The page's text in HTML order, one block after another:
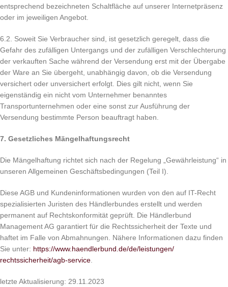
entsprechend bezeichneten Schaltfläche auf unserer Internetpräsenz
oder im jeweiligen Angebot.
6.2. Soweit Sie Verbraucher sind, ist gesetzlich geregelt, dass die
Gefahr des zufälligen Untergangs und der zufälligen Verschlechterung
der verkauften Sache während der Versendung erst mit der Übergabe
der Ware an Sie übergeht, unabhängig davon, ob die Versendung
versichert oder unversichert erfolgt. Dies gilt nicht, wenn Sie
eigenständig ein nicht vom Unternehmer benanntes
Transportunternehmen oder eine sonst zur Ausführung der
Versendung bestimmte Person beauftragt haben.
7. Gesetzliches Mängelhaftungsrecht
Die Mängelhaftung richtet sich nach der Regelung „Gewährleistung“ in
unseren Allgemeinen Geschäftsbedingungen (Teil I).
Diese AGB und Kundeninformationen wurden von den auf IT-Recht
spezialisierten Juristen des Händlerbundes erstellt und werden
permanent auf Rechtskonformität geprüft. Die Händlerbund
Management AG garantiert für die Rechtssicherheit der Texte und
haftet im Falle von Abmahnungen. Nähere Informationen dazu finden
Sie unter: https://www.haendlerbund.de/de/leistungen/
rechtssicherheit/agb-service.
letzte Aktualisierung: 29.11.2023